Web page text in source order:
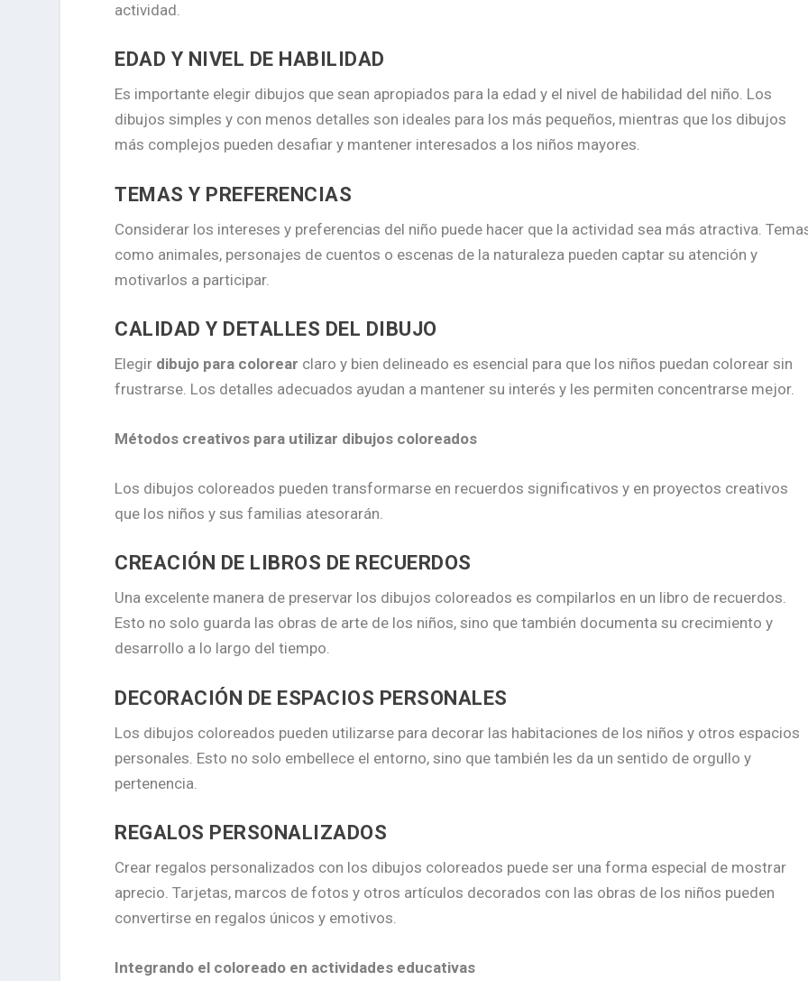
actividad.
EDAD Y NIVEL DE HABILIDAD
Es importante elegir dibujos que sean apropiados para la edad y el nivel de habilidad del niño. Los
dibujos simples y con menos detalles son ideales para los más pequeños, mientras que los dibujos
más complejos pueden desafiar y mantener interesados a los niños mayores.
TEMAS Y PREFERENCIAS
Considerar los intereses y preferencias del niño puede hacer que la actividad sea más atractiva.
como animales, personajes de cuentos o escenas de la naturaleza pueden captar su atención y
motivarlos a participar.
CALIDAD Y DETALLES DEL DIBUJO
Elegir dibujo para colorear claro y bien delineado es esencial para que los niños puedan colorear sin
frustrarse. Los detalles adecuados ayudan a mantener su interés y les permiten concentrarse mejor.
Métodos creativos para utilizar dibujos coloreados
Los dibujos coloreados pueden transformarse en recuerdos significativos y en proyectos creativos
que los niños y sus familias atesorarán.
CREACIÓN DE LIBROS DE RECUERDOS
Una excelente manera de preservar los dibujos coloreados es compilarlos en un libro de recuerdos.
Esto no solo guarda las obras de arte de los niños, sino que también documenta su crecimiento y
desarrollo a lo largo del tiempo.
DECORACIÓN DE ESPACIOS PERSONALES
Los dibujos coloreados pueden utilizarse para decorar las habitaciones de los niños y otros espacios
personales. Esto no solo embellece el entorno, sino que también les da un sentido de orgullo y
pertenencia.
REGALOS PERSONALIZADOS
Crear regalos personalizados con los dibujos coloreados puede ser una forma especial de mostrar
aprecio. Tarjetas, marcos de fotos y otros artículos decorados con las obras de los niños pueden
convertirse en regalos únicos y emotivos.
Integrando el coloreado en actividades educativas